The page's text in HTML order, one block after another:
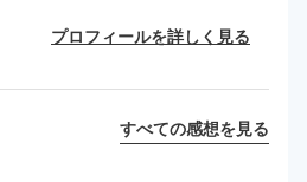
プロフィールを詳しく見る
すべての感想を見る